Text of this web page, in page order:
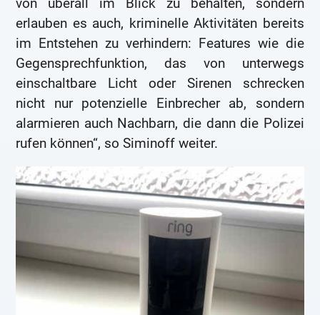
erlauben es auch, kriminelle Aktivitäten bereits
im Entstehen zu verhindern: Features wie die
Gegensprechfunktion, das von unterwegs
einschaltbare Licht oder Sirenen schrecken
nicht nur potenzielle Einbrecher ab, sondern
alarmieren auch Nachbarn, die dann die Polizei
rufen können“, so Siminoff weiter.